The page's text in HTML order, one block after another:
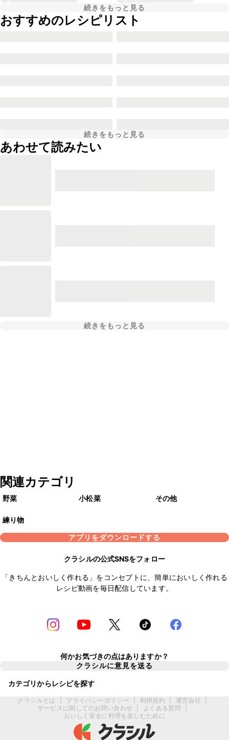
続きをもっと見る
おすすめのレシピリスト
続きをもっと見る
あわせて読みたい
続きをもっと見る
関連カテゴリ
野菜 小松菜 その他
練り物
アプリをダウンロードする
クラシルの公式SNSをフォロー
「きちんとおいしく作れる」をコンセプトに、簡単においしく作れる
レシピ動画を毎日配信しています。
何かお気づきの点はありますか？
クラシルに意見を送る
カテゴリからレシピを探す
クラシルとは プライバシーポリシー 利用規約 運営会社
サービスに関してのお問い合わせ
よくある質問
おいしく安全に料理を楽しむために